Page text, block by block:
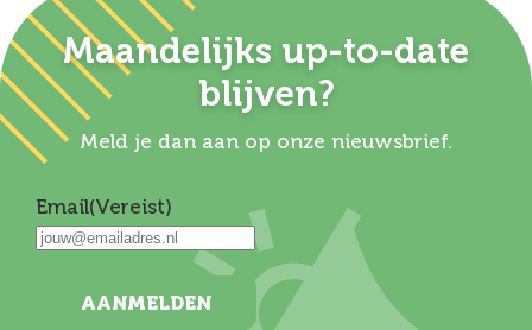
Maandelijks up-to-date
blijven?
Meld je dan aan op onze nieuwsbrief.
Email(Vereist)
AANMELDEN